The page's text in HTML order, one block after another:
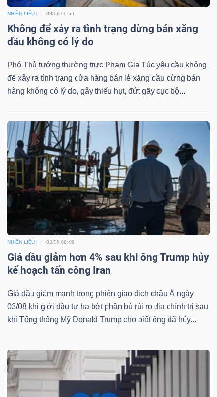
NHIÊN LIỆU 03/08 09:56
Không để xảy ra tình trạng dừng bán xăng
dầu không có lý do
Phó Thủ tướng thường trực Phạm Gia Túc yêu cầu không
để xảy ra tình trạng cửa hàng bán lẻ xăng dầu dừng bán
hàng không có lý do, gây thiếu hụt, đứt gãy cục bộ...
NHIÊN LIỆU 03/08 08:46
Giá dầu giảm hơn 4% sau khi ông Trump hủy
kế hoạch tấn công Iran
Giá dầu giảm mạnh trong phiên giao dịch châu Á ngày
03/08 khi giới đầu tư hạ bớt phần bù rủi ro địa chính trị sau
khi Tổng thống Mỹ Donald Trump cho biết ông đã hủy...
Bài
viết
tác
giả
(-)
Báo
cáo
phân
tích
(-)
ngữ
(-)
Dịch
(-)
tạo